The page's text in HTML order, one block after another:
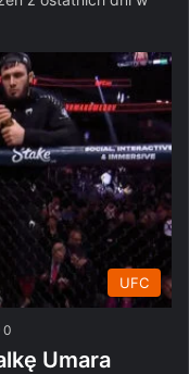
UFC
0
Umara